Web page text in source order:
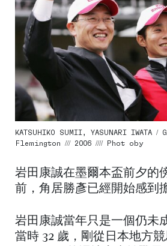
KATSUHIKO SUMII, YASUNARI IWATA
Flemington /// 2006 //// Phot oby
岩田康誠在墨爾本盃前夕的
前，角居勝彥已經開始感到
岩田康誠當年只是一個仍未
當時 32 歲，剛從日本地方